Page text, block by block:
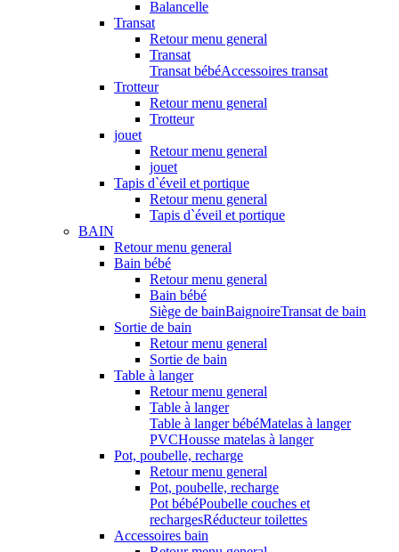
Balancelle
Transat
Retour menu general
Transat
Transat bébéAccessoires transat
Trotteur
Retour menu general
Trotteur
jouet
Retour menu general
jouet
Tapis d`éveil et portique
Retour menu general
Tapis d`éveil et portique
BAIN
Retour menu general
Bain bébé
Retour menu general
Bain bébé
Siège de bainBaignoireTransat de bain
Sortie de bain
Retour menu general
Sortie de bain
Table à langer
Retour menu general
Table à langer
Table à langer bébéMatelas à langer
PVCHousse matelas à langer
Pot, poubelle, recharge
Retour menu general
Pot, poubelle, recharge
Pot bébéPoubelle couches et
rechargesRéducteur toilettes
Accessoires bain